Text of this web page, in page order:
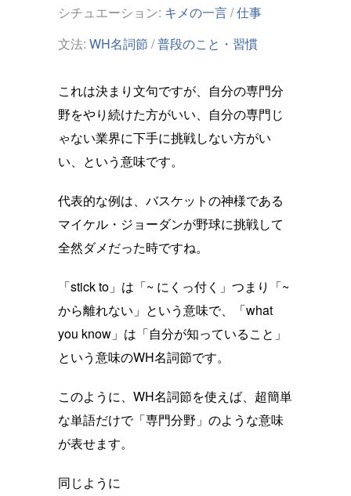
シチュエーション: キメの一言/仕事
文法: WH名詞節 /普段のこと・習慣
これは決まり文句ですが、自分の専門分
野をやり続けた方がいい、自分の専門じ
ゃない業界に下手に挑戦しない方がい
い、という意味です。
代表的な例は、バスケットの神様である
マイケル・ジョーダンが野球に挑戦して
全然ダメだった時ですね。
「stick to」は「~ にくっ付く」つまり「~
から離れない」という意味で、「what
you know」は「自分が知っていること」
という意味のWH名詞節です。
このように、WH名詞節を使えば、超簡単
な単語だけで「専門分野」のような意味
が表せます。
同じように